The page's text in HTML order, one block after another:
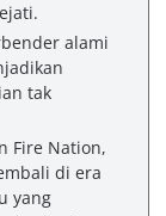
alami
tak
Fire Nation,
di era
yang